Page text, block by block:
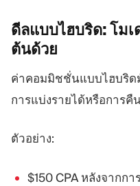
ดีลแบบไฮบริด:โม
ต้นด้วย
ค่าคอมมิชชั่นแบบไฮบริด
การแบ่งรายได้หรือการ
ตัวอย่าง:
$150 CPA หลังจากก